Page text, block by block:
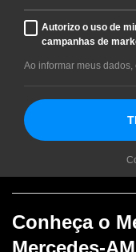
Autorizo o uso de
campanhas de
Ao informar meus
Conheça o
Mercedes-